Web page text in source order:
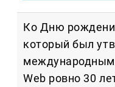
Ко Дню
который был
международным
Web ровно 30